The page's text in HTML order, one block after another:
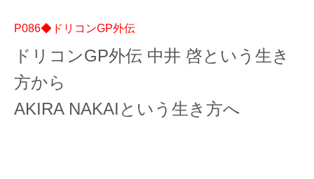
P086◆ドリコンGP外伝
ドリコンGP外伝 中井 啓という生き
方から
AKIRA NAKAIという生き方へ